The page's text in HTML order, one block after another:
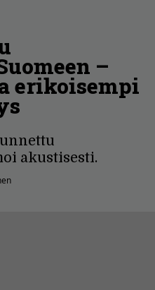
–
erikoisempi
akustisesti.